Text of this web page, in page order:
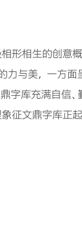
形相生的创意概
的力与美， 一方
字库充满自信、
征文鼎字库正